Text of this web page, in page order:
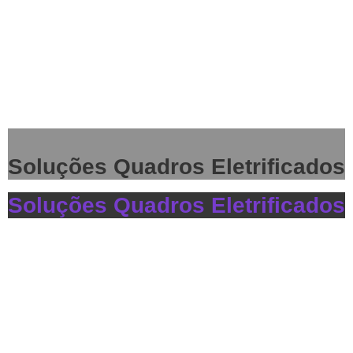
Soluções Quadros Eletrificados
Soluções Quadros Eletrificados